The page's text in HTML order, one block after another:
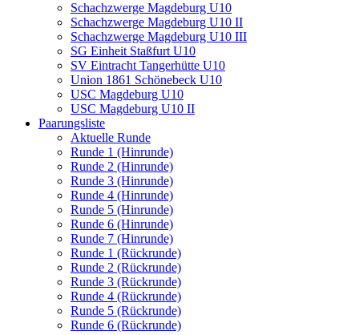
Schachzwerge Magdeburg U10
Schachzwerge Magdeburg U10 II
Schachzwerge Magdeburg U10 III
SG Einheit Staßfurt U10
SV Eintracht Tangerhütte U10
Union 1861 Schönebeck U10
USC Magdeburg U10
USC Magdeburg U10 II
Paarungsliste
Aktuelle Runde
Runde 1 (Hinrunde)
Runde 2 (Hinrunde)
Runde 3 (Hinrunde)
Runde 4 (Hinrunde)
Runde 5 (Hinrunde)
Runde 6 (Hinrunde)
Runde 7 (Hinrunde)
Runde 1 (Rückrunde)
Runde 2 (Rückrunde)
Runde 3 (Rückrunde)
Runde 4 (Rückrunde)
Runde 5 (Rückrunde)
Runde 6 (Rückrunde)